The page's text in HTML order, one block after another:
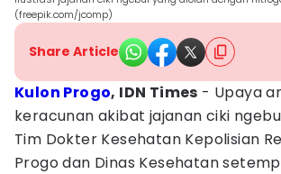
(freepik.com/jcomp)
Share Article
Kulon Progo, IDN Times - Upaya
keracunan akibat jajanan ciki
Tim Dokter Kesehatan Kepolisian
Progo dan Dinas Kesehatan